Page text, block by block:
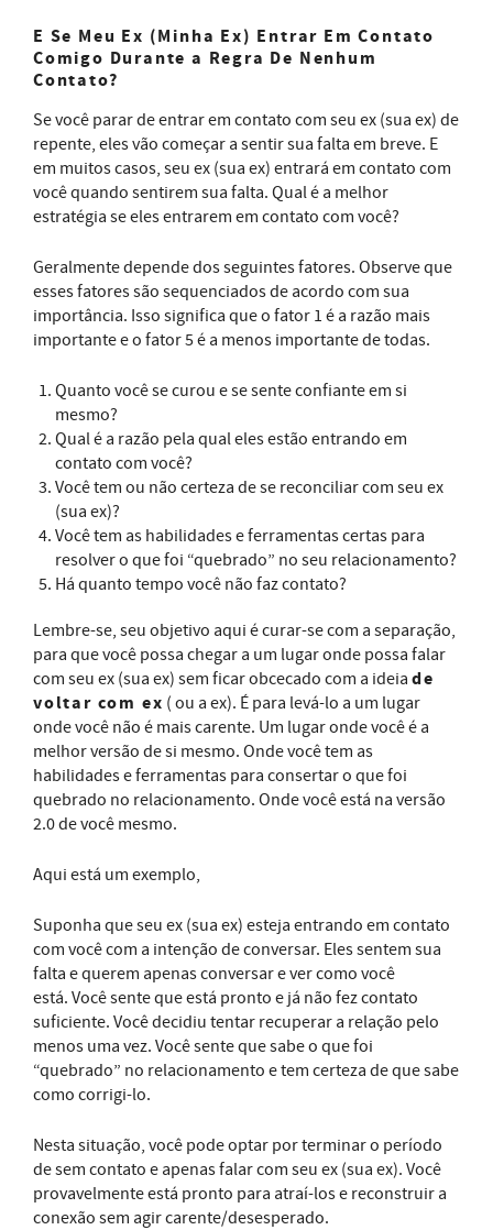
E Se Meu Ex (Minha Ex) Entrar Em Contato
Comigo Durante a Regra De Nenhum
Contato?
Se você parar de entrar em contato com seu ex (sua ex) de
repente, eles vão começar a sentir sua falta em breve. E
em muitos casos, seu ex (sua ex) entrará em contato com
você quando sentirem sua falta. Qual é a melhor
estratégia se eles entrarem em contato com você?
Geralmente depende dos seguintes fatores. Observe que
esses fatores são sequenciados de acordo com sua
importância. Isso significa que o fator 1 é a razão mais
importante e o fator 5 é a menos importante de todas.
Quanto você se curou e se sente confiante em si
mesmo?
Qual é a razão pela qual eles estão entrando em
contato com você?
Você tem ou não certeza de se reconciliar com seu ex
(sua ex)?
Você tem as habilidades e ferramentas certas para
resolver o que foi “quebrado” no seu relacionamento?
Há quanto tempo você não faz contato?
Lembre-se, seu objetivo aqui é curar-se com a separação,
para que você possa chegar a um lugar onde possa falar
com seu ex (sua ex) sem ficar obcecado com a ideia de
voltar com ex ( ou a ex). É para levá-lo a um lugar
onde você não é mais carente. Um lugar onde você é a
melhor versão de si mesmo. Onde você tem as
habilidades e ferramentas para consertar o que foi
quebrado no relacionamento. Onde você está na versão
2.0 de você mesmo.
Aqui está um exemplo,
Suponha que seu ex (sua ex) esteja entrando em contato
com você com a intenção de conversar. Eles sentem sua
falta e querem apenas conversar e ver como você
está. Você sente que está pronto e já não fez contato
suficiente. Você decidiu tentar recuperar a relação pelo
menos uma vez. Você sente que sabe o que foi
“quebrado” no relacionamento e tem certeza de que sabe
como corrigi-lo.
Nesta situação, você pode optar por terminar o período
de sem contato e apenas falar com seu ex (sua ex). Você
provavelmente está pronto para atraí-los e reconstruir a
conexão sem agir carente/desesperado.